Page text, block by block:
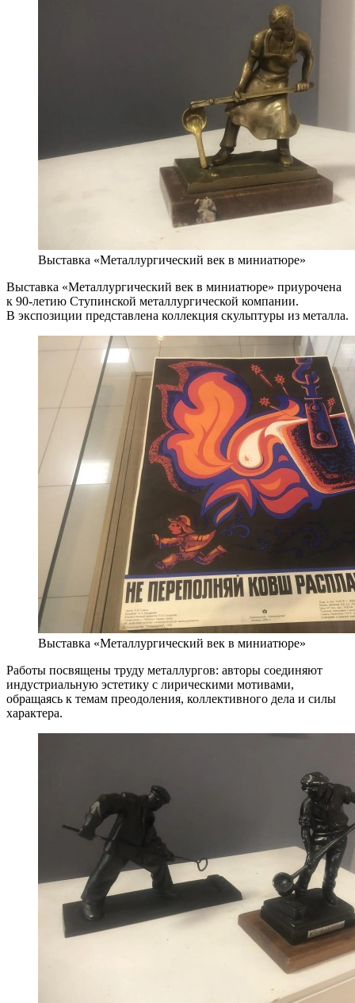
Выставка «Металлургический век в миниатюре»
Выставка «Металлургический век в миниатюре» приурочена
к 90-летию Ступинской металлургической компании.
В экспозиции представлена коллекция скульптуры из металла.
Выставка «Металлургический век в миниатюре»
Работы посвящены труду металлургов: авторы соединяют
индустриальную эстетику с лирическими мотивами,
обращаясь к темам преодоления, коллективного дела и силы
характера.